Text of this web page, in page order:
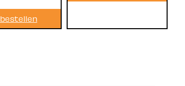
bestellen